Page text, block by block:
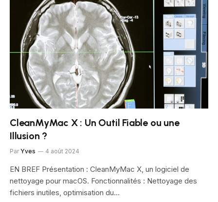
CleanMyMac X : Un Outil Fiable ou une
Illusion ?
Par Yves 4 août 2024
EN BREF Présentation : CleanMyMac X, un logiciel de
nettoyage pour macOS. Fonctionnalités : Nettoyage des
fichiers inutiles, optimisation du…